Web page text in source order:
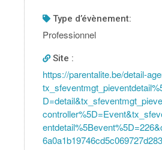
type d’évènement:
Professionnel
Site :
https://parentalite.be/detail-